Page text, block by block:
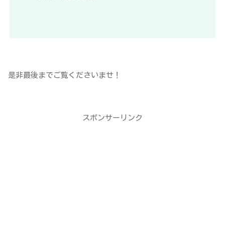
是非最後までご覧くださいませ！
スポンサーリンク